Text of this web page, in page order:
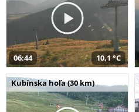
06:44 10,1 °C
Kubínska hoľa (30 km)